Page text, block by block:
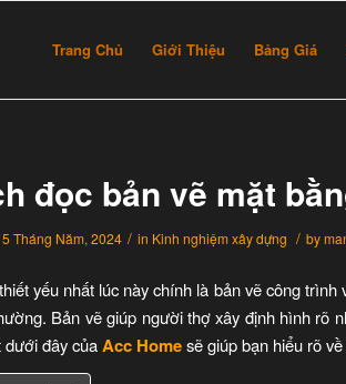
Trang Chủ Giới Thiệu Bảng Giá
đọc bản vẽ mặt
5 Tháng Năm, 2024 / in Kinh nghiệm xây dựng / by
yếu nhất lúc này chính là bản vẽ công
Bản vẽ giúp người thợ xây định hình rõ
dưới đây củaAcc Homesẽ giúp bạn hiểu rõ